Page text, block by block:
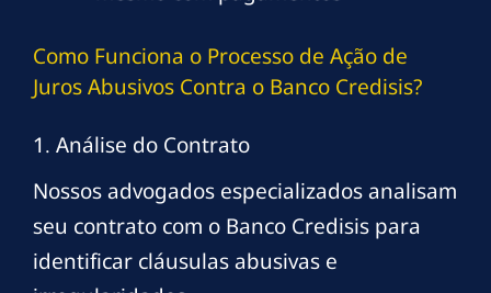
Como Funciona o Processo de Ação de
Juros Abusivos Contra o Banco Credisis?
1. Análise do Contrato
Nossos advogados especializados analisam
seu contrato com o Banco Credisis para
identificar cláusulas abusivas e